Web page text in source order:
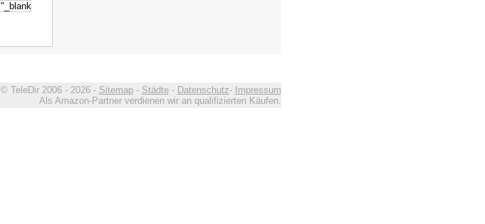
© TeleDir 2006 - 2026 - Sitemap- Städte- Datenschutz- Impressum
Als Amazon-Partner verdienen wir an qualifizierten Käufen.